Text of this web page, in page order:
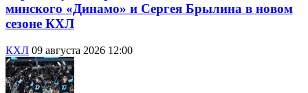
минского «Динамо» и Сергея Брылина в новом
сезоне КХЛ
КХЛ 09 августа 2026 12:00